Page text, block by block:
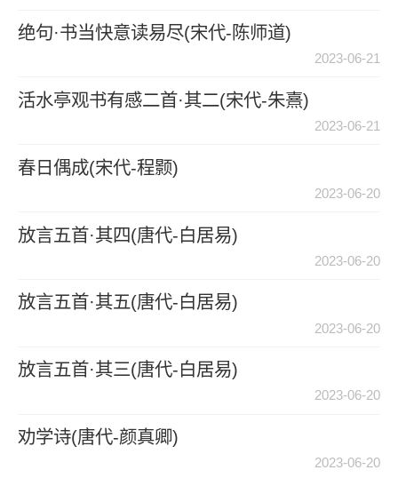
绝句·书当快意读易尽(宋代-陈师道)
2023-06-21
活水亭观书有感二首·其二(宋代-朱熹)
2023-06-21
春日偶成(宋代-程颢)
2023-06-20
放言五首·其四(唐代-白居易)
2023-06-20
放言五首·其五(唐代-白居易)
2023-06-20
放言五首·其三(唐代-白居易)
2023-06-20
劝学诗(唐代-颜真卿)
2023-06-20